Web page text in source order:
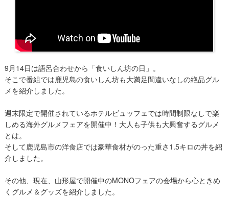
​9月14日は語呂合わせから「食いしん坊の日」。
そこで番組では鹿児島の食いしん坊も大満足間違いなしの絶品グル
メを紹介しました。
週末限定で開催されているホテルビュッフェでは時間制限なしで楽
しめる海外グルメフェアを開催中！大人も子供も大興奮するグルメ
とは。
そして鹿児島市の洋食店では豪華食材がのった重さ1.5キロの丼を紹
介しました。
その他、現在、山形屋で開催中のMONOフェアの会場から心ときめ
くグルメ＆グッズを紹介しました。